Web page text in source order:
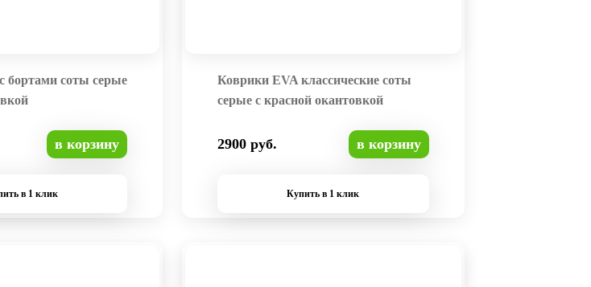
бортами соты серые
в корзину
в 1 клик
Коврики EVA классические соты
серые с красной окантовкой
2900 руб. в корзину
Купить в 1 клик